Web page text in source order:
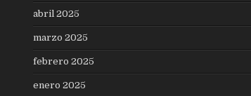
abril 2025
marzo 2025
febrero 2025
enero 2025